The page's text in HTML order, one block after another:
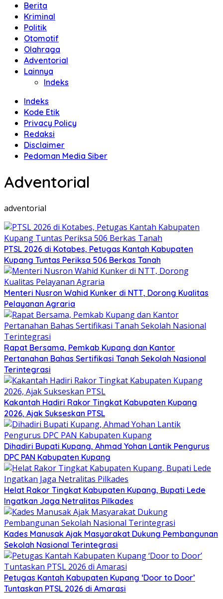
Berita
Kriminal
Politik
Otomotif
Olahraga
Adventorial
Lainnya
Indeks
Indeks
Kode Etik
Privacy Policy
Redaksi
Disclaimer
Pedoman Media Siber
Adventorial
adventorial
PTSL 2026 di Kotabes, Petugas Kantah Kabupaten
Kupang Tuntas Periksa 506 Berkas Tanah
Menteri Nusron Wahid Kunker di NTT, Dorong Kualitas
Pelayanan Agraria
Rapat Bersama, Pemkab Kupang dan Kantor
Pertanahan Bahas Sertifikasi Tanah Sekolah Nasional
Terintegrasi
Kakantah Hadiri Rakor Tingkat Kabupaten Kupang
2026, Ajak Sukseskan PTSL
Dihadiri Bupati Kupang, Ahmad Yohan Lantik Pengurus
DPC PAN Kabupaten Kupang
Helat Rakor Tingkat Kabupaten Kupang, Bupati Lede
Ingatkan Jaga Netralitas Pilkades
Kades Manusak Ajak Masyarakat Dukung Pembangunan
Sekolah Nasional Terintegrasi
Petugas Kantah Kabupaten Kupang ‘Door to Door’
Tuntaskan PTSL 2026 di Amarasi